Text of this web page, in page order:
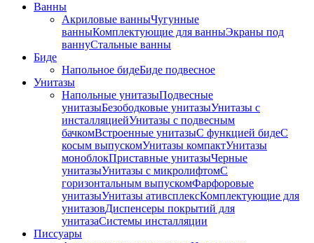
Ванны
Акриловые ванныЧугунные
ванныКомплектующие для ванныЭкраны под
ваннуСтальные ванны
Биде
Напольное бидеБиде пoдвеснoе
Унитазы
Напольные унитазыПодвесные
унитазыБезободковые унитазыУнитазы с
инсталляциейУнитазы с подвесным
бачкомВстроенные унитазыС функцией бидеС
косым выпускомУнитазы компактУнитазы
моноблокПриставные унитазыЧерные
унитазыУнитазы с микролифтомC
горизонтальным выпускомФарфоровые
унитазыУнитазы ативсплексКомплектующие для
унитазовДиспенсеры покрытий для
унитазаСистемы инсталляции
Писсуары